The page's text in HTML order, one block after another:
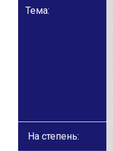
Тема:
На степень: